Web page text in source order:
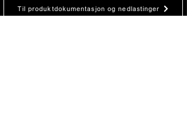
Til produktdokumentasjon og nedlastinger